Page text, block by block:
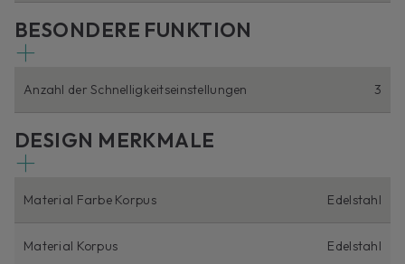
BESONDERE FUNKTION
Anzahl der Schnelligkeitseinstellungen 3
DESIGN MERKMALE
Material Farbe Korpus Edelstahl
Material Korpus Edelstahl